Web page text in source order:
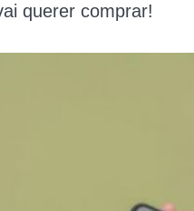
querer comprar!